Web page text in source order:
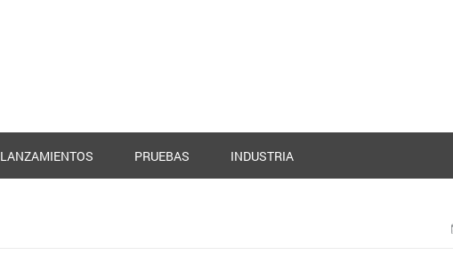
LANZAMIENTOS PRUEBAS INDUSTRIA